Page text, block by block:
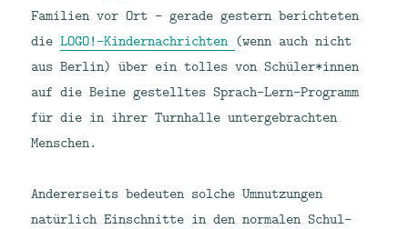
Familien vor Ort – gerade gestern berichteten
dieLOGO!-Kindernachrichten (wenn auch nicht
aus Berlin) über ein tolles von Schüler*innen
auf die Beine gestelltes Sprach-Lern-Programm
für die in ihrer Turnhalle untergebrachten
Menschen.
Andererseits bedeuten solche Umnutzungen
natürlich Einschnitte in den normalen Schul-